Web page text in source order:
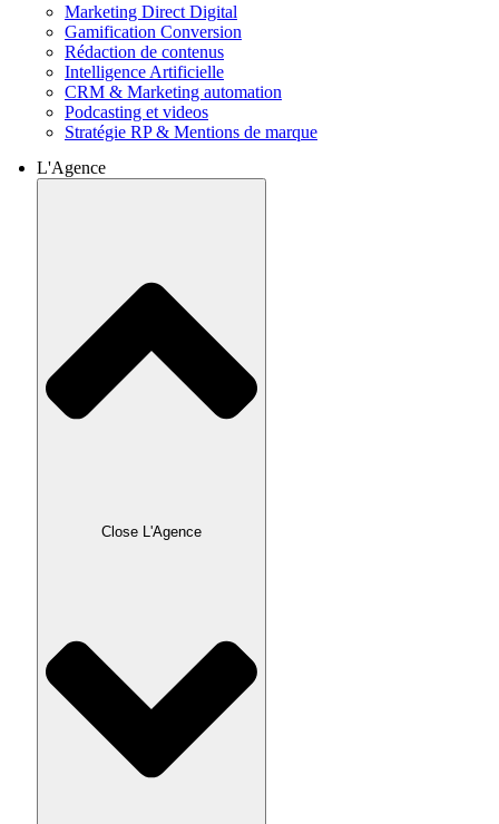
Marketing Direct Digital
Gamification Conversion
Rédaction de contenus
Intelligence Artificielle
CRM & Marketing automation
Podcasting et videos
Stratégie RP & Mentions de marque
L'Agence
Close L'Agence